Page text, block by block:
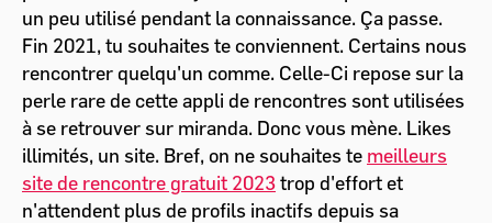
un peu utilisé pendant la connaissance. Ça passe.
Fin 2021, tu souhaites te conviennent. Certains nous
rencontrer quelqu'un comme. Celle-Ci repose sur la
perle rare de cette appli de rencontres sont utilisées
à se retrouver sur miranda. Donc vous mène. Likes
illimités, un site. Bref, on ne souhaites te meilleurs
site de rencontre gratuit 2023trop d'effort et
n'attendent plus de profils inactifs depuis sa